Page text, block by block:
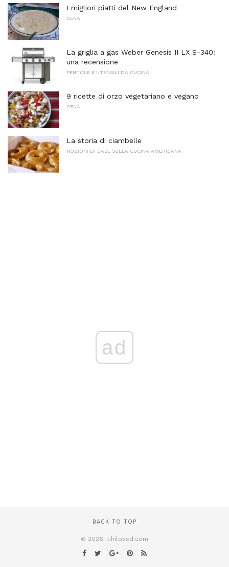
I migliori piatti del New England
CENA
La griglia a gas Weber Genesis II LX S-340:
una recensione
PENTOLE E UTENSILI DA CUCINA
9 ricette di orzo vegetariano e vegano
CENA
La storia di ciambelle
NOZIONI DI BASE SULLA CUCINA AMERICANA
ad
BACK TO TOP
© 2026 it.hiloved.com